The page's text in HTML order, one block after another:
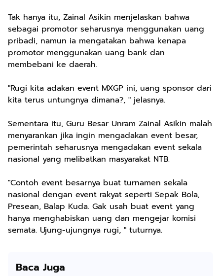
Tak hanya itu, Zainal Asikin menjelaskan bahwa
sebagai promotor seharusnya menggunakan uang
pribadi, namun ia mengatakan bahwa kenapa
promotor menggunakan uang bank dan
membebani ke daerah.
"Rugi kita adakan event MXGP ini, uang sponsor dari
kita terus untungnya dimana?, " jelasnya.
Sementara itu, Guru Besar Unram Zainal Asikin malah
menyarankan jika ingin mengadakan event besar,
pemerintah seharusnya mengadakan event sekala
nasional yang melibatkan masyarakat NTB.
"Contoh event besarnya buat turnamen sekala
nasional dengan event rakyat seperti Sepak Bola,
Presean, Balap Kuda. Gak usah buat event yang
hanya menghabiskan uang dan mengejar komisi
semata. Ujung-ujungnya rugi, " tuturnya.
Baca Juga